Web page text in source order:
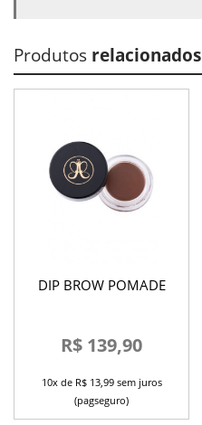
Produtos relacionados
DIP BROW POMADE
R$ 139,90
10x de R$ 13,99 sem juros
(pagseguro)